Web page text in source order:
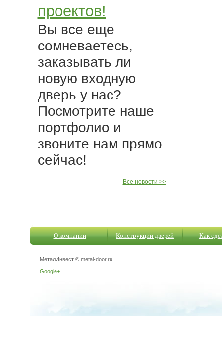
проектов!
Вы все еще
сомневаетесь,
заказывать ли
новую входную
дверь у нас?
Посмотрите наше
портфолио и
звоните нам прямо
сейчас!
Все новости >>
О компании Конструкции дверей Как
МеталИнвест © metal-door.ru
Google+